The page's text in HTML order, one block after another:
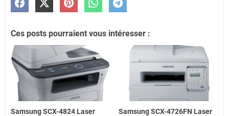
Ces posts pourraient vous intéresser :
Samsung SCX-4824 Laser
Samsung SCX-4726FN Laser